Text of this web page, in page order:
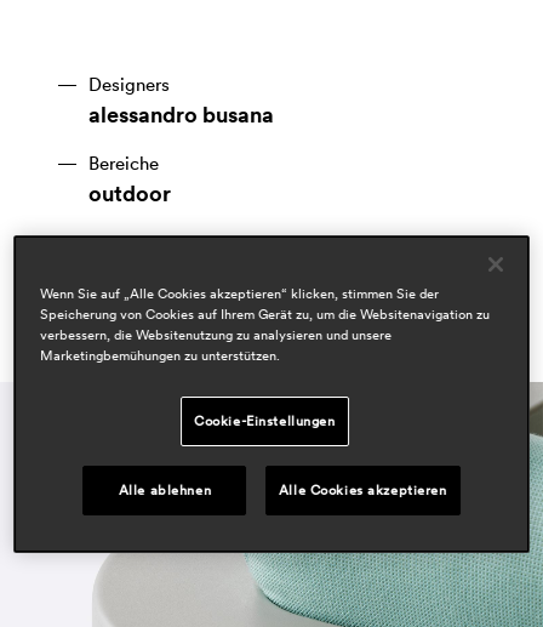
Designers
alessandro busana
Bereiche
outdoor
Wenn Sie auf „Alle Cookies akzeptieren“ klicken, stimmen Sie der
Speicherung von Cookies auf Ihrem Gerät zu, um die Websitenavigation zu
verbessern, die Websitenutzung zu analysieren und unsere
Marketingbemühungen zu unterstützen.
Cookie-Einstellungen
Alle ablehnen Alle Cookies akzeptieren